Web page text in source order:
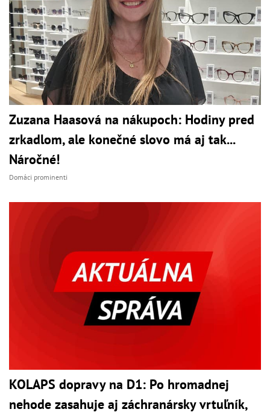
Zuzana Haasová na nákupoch: Hodiny pred
zrkadlom, ale konečné slovo má aj tak...
Náročné!
Domáci prominenti
KOLAPS dopravy na D1: Po hromadnej
nehode zasahuje aj záchranársky vrtuľník,